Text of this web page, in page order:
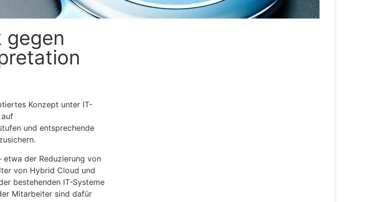
gegen
Konzept unter IT-
und entsprechende
etwa der Reduzierung von
von Hybrid Cloud und
bestehenden IT-Systeme
Mitarbeiter sind dafür